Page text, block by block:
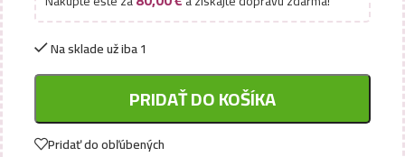
Na sklade už iba 1
PRIDAŤ DO KOŠÍKA
Pridať do obľúbených